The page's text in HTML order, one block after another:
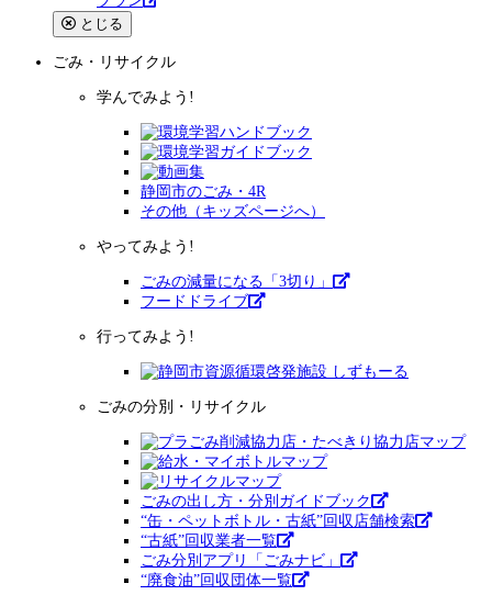
とじる
ごみ・リサイクル
学んでみよう!
静岡市のごみ・4R
その他（キッズページへ）
やってみよう!
ごみの減量になる「3切り」
フードドライブ
行ってみよう!
ごみの分別・リサイクル
ごみの出し方・分別ガイドブック
“缶・ペットボトル・古紙”回収店舗検索
“古紙”回収業者一覧
ごみ分別アプリ「ごみナビ」
“廃食油”回収団体一覧